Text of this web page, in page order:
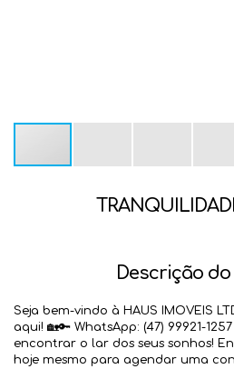
Descrição do
Seja bem-vindo à HAUS IMOVEIS
aqui! 🏡🔑 WhatsApp: (47) 99921-
encontrar o lar dos seus sonhos!
hoje mesmo para agendar uma